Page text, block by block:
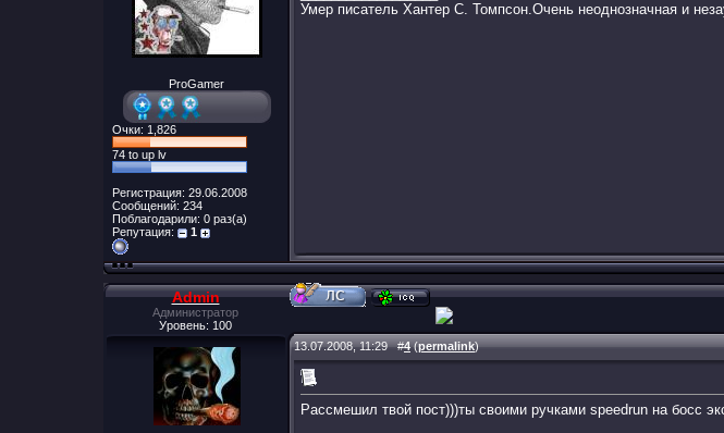
ProGamer
Очки: 1,826
74 to up lv
Регистрация: 29.06.2008
Сообщений: 234
Поблагодарили: 0 раз(а)
Репутация:
1
Умер писатель Хантер С. Томпсон.Очень неоднозначная и
Admin
Администратор
Уровень: 100
13.07.2008, 11:29#4(permalink)
Рассмешил твой пост)))ты своими ручками speedrun на босс